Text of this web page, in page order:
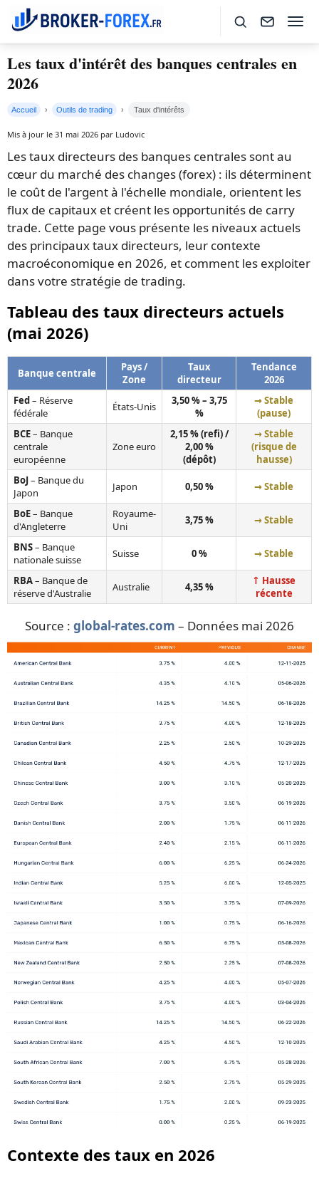
Les taux d'intérêt des banques centrales en
2026
Accueil Outils de trading Taux d'intérêts
Mis à jour le 31 mai 2026 par Ludovic
Les taux directeurs des banques centrales sont au
cœur du marché des changes (forex) : ils déterminent
le coût de l'argent à l'échelle mondiale, orientent les
flux de capitaux et créent les opportunités de carry
trade. Cette page vous présente les niveaux actuels
des principaux taux directeurs, leur contexte
macroéconomique en 2026, et comment les exploiter
dans votre stratégie de trading.
Tableau des taux directeurs actuels
(mai 2026)
Banque centrale
Pays /
Zone
Taux
directeur
Tendance
2026
Fed– Réserve
fédérale
États-Unis
3,50 % – 3,75
%
→ Stable
(pause)
BCE– Banque
centrale
européenne
Zone euro
2,15 % (refi) /
2,00 %
(dépôt)
→ Stable
(risque de
hausse)
BoJ– Banque du
Japon
Japon 0,50 % → Stable
BoE– Banque
d'Angleterre
Royaume-
Uni
3,75 % → Stable
BNS– Banque
nationale suisse
Suisse 0 % → Stable
RBA– Banque de
réserve d'Australie
Australie 4,35 %
↑ Hausse
récente
Source : global-rates.com – Données mai 2026
Contexte des taux en 2026